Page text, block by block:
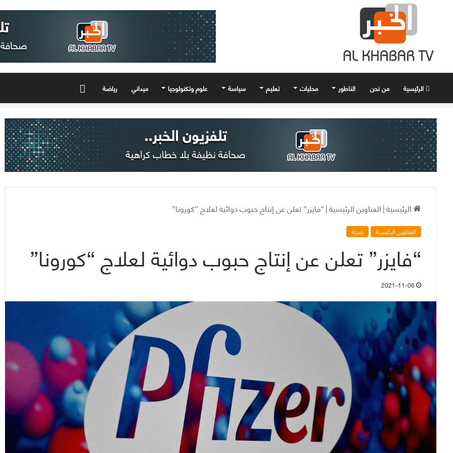
الرئيسية من نحن الناطور محليات تعليم سياسة علوم وتكنولوجيا ميداني رياضة
الرئيسية|العناوين الرئيسية|“فايزر” تعلن عن إنتاج حبوب دوائية لعلاج “كورونا”
العناوين الرئيسية صحة
“فايزر” تعلن عن إنتاج حبوب دوائية لعلاج “كورونا”
2021-11-06